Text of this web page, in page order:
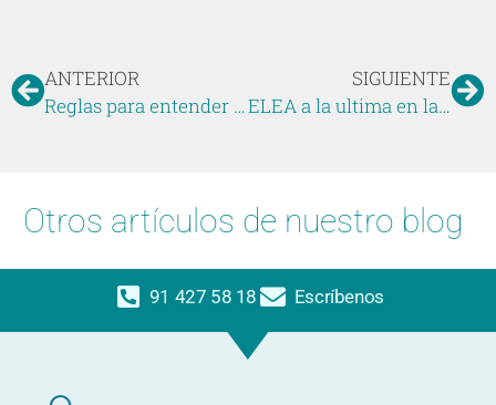
ANTERIOR
Reglas para entender y atender al niño dislexico en la escuela.
SIGUIENTE
ELEA a la ultima en la evaluación del TDAH con AULA de Nesplora
Otros artículos de nuestro blog
91 427 58 18 Escríbenos